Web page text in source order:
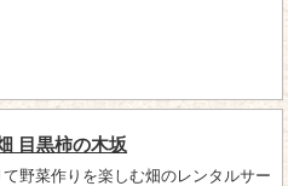
目黒柿の木坂
野菜作りを楽しむ畑のレンタルサー